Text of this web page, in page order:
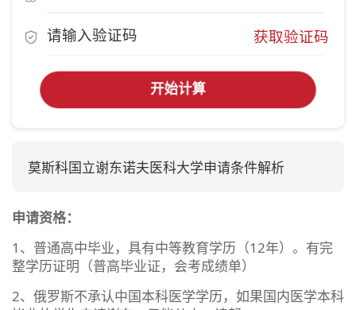
获取验证码
开始计算
莫斯科国立谢东诺夫医科大学申请条件解析
申请资格：
1、普通高中毕业，具有中等教育学历（12年）。有完
整学历证明（普高毕业证，会考成绩单）
2、俄罗斯不承认中国本科医学学历，如果国内医学本科